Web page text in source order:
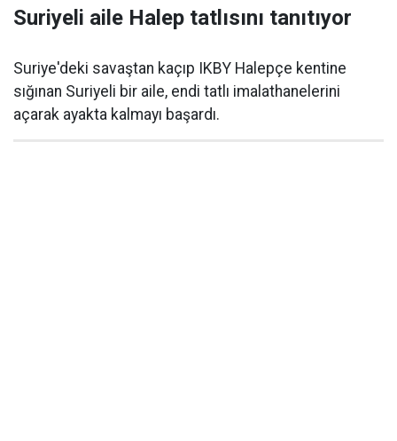
Suriyeli aile Halep tatlısını tanıtıyor
Suriye'deki savaştan kaçıp IKBY Halepçe kentine
sığınan Suriyeli bir aile, endi tatlı imalathanelerini
açarak ayakta kalmayı başardı.